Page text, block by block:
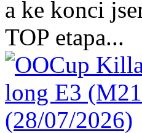
a ke konci
TOP etapa...